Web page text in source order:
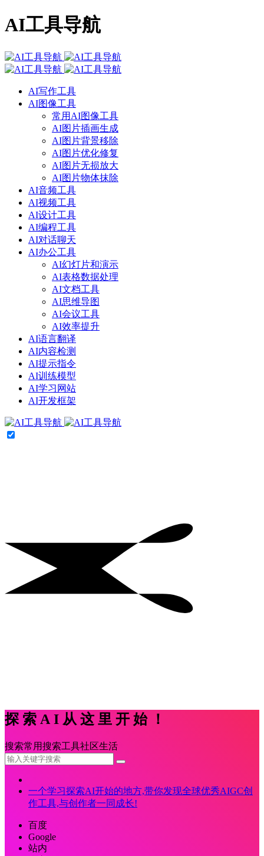
AI工具导航
AI写作工具
AI图像工具
常用AI图像工具
AI图片插画生成
AI图片背景移除
AI图片优化修复
AI图片无损放大
AI图片物体抹除
AI音频工具
AI视频工具
AI设计工具
AI编程工具
AI对话聊天
AI办公工具
AI幻灯片和演示
AI表格数据处理
AI文档工具
AI思维导图
AI会议工具
AI效率提升
AI语言翻译
AI内容检测
AI提示指令
AI训练模型
AI学习网站
AI开发框架
探索AI从这里开始！
搜索常用搜索工具社区生活
一个学习探索AI开始的地方,带你发现全球优秀AIGC创
作工具,与创作者一同成长!
百度
Google
站内